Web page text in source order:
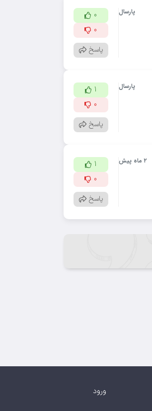
پارسال
0
0
پاسخ
پارسال
1
0
پاسخ
۲ ماه پیش
1
0
پاسخ
ورود